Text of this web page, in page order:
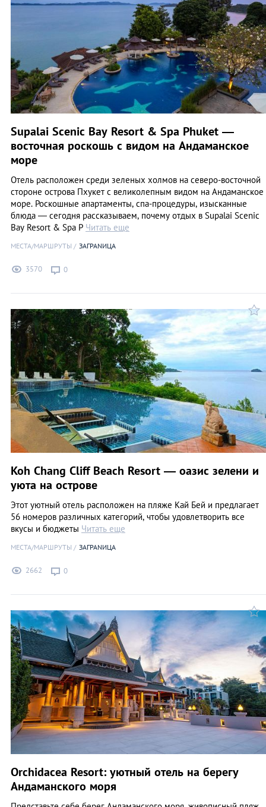
Supalai Scenic Bay Resort & Spa Phuket —
восточная роскошь с видом на Андаманское
море
Отель расположен среди зеленых холмов на северо-восточной
стороне острова Пхукет с великолепным видом на Андаманское
море. Роскошные апартаменты, спа-процедуры, изысканные
блюда — сегодня рассказываем, почему отдых в Supalai Scenic
Bay Resort & Spa P Читать еще
МЕСТА/МАРШРУТЫ ЗАГРАNИЦА
3570 0
Koh Chang Cliff Beach Resort — оазис зелени и
уюта на острове
Этот уютный отель расположен на пляже Кай Бей и предлагает
56 номеров различных категорий, чтобы удовлетворить все
вкусы и бюджеты Читать еще
МЕСТА/МАРШРУТЫ ЗАГРАNИЦА
2662 0
Orchidacea Resort: уютный отель на берегу
Андаманского моря